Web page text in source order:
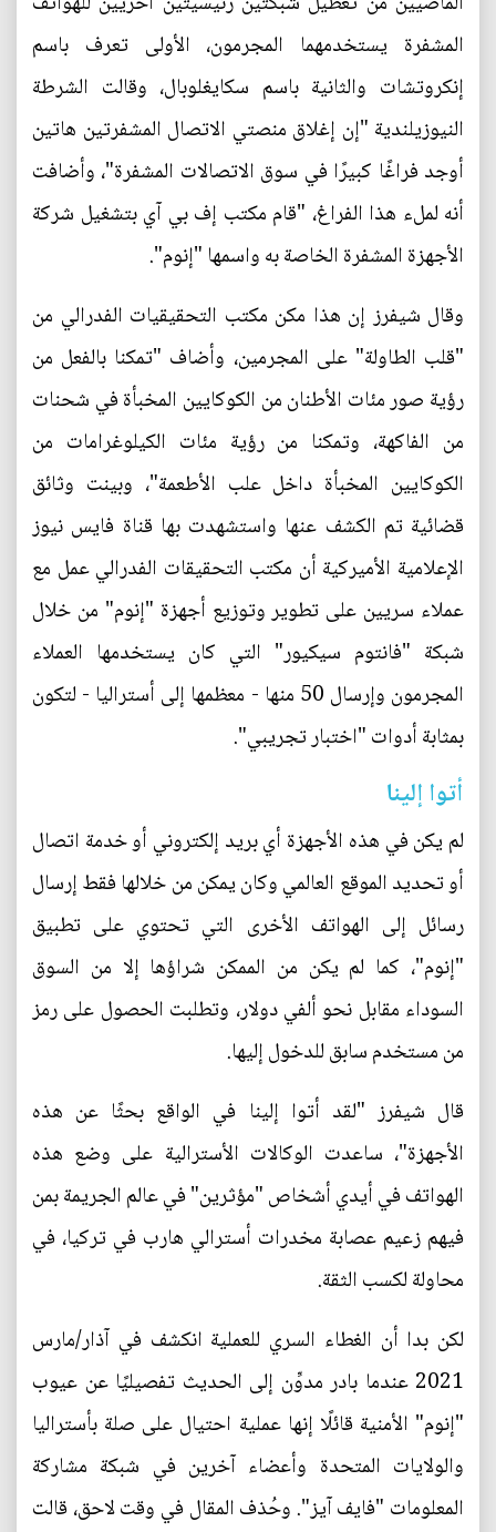
المشفرة يستخدمهما المجرمون، الأولى تعرف باسم
إنكروتشات والثانية باسم سكايغلوبال، وقالت الشرطة
النيوزيلندية "إن إغلاق منصتي الاتصال المشفرتين هاتين
أوجد فراغًا كبيرًا في سوق الاتصالات المشفرة"، وأضافت
أنه لملء هذا الفراغ، "قام مكتب إف بي آي بتشغيل شركة
الأجهزة المشفرة الخاصة به واسمها "إنوم".
وقال شيفرز إن هذا مكن مكتب التحقيقيات الفدرالي من
"قلب الطاولة" على المجرمين، وأضاف "تمكنا بالفعل من
رؤية صور مئات الأطنان من الكوكايين المخبأة في شحنات
من الفاكهة، وتمكنا من رؤية مئات الكيلوغرامات من
الكوكايين المخبأة داخل علب الأطعمة"، وبينت وثائق
قضائية تم الكشف عنها واستشهدت بها قناة فايس نيوز
الإعلامية الأميركية أن مكتب التحقيقات الفدرالي عمل مع
عملاء سريين على تطوير وتوزيع أجهزة "إنوم" من خلال
شبكة "فانتوم سيكيور" التي كان يستخدمها العملاء
المجرمون وإرسال 50 منها - معظمها إلى أستراليا - لتكون
بمثابة أدوات "اختبار تجريبي".
أتوا إلينا
لم يكن في هذه الأجهزة أي بريد إلكتروني أو خدمة اتصال
أو تحديد الموقع العالمي وكان يمكن من خلالها فقط إرسال
رسائل إلى الهواتف الأخرى التي تحتوي على تطبيق
"إنوم"، كما لم يكن من الممكن شراؤها إلا من السوق
السوداء مقابل نحو ألفي دولار، وتطلبت الحصول على رمز
من مستخدم سابق للدخول إليها.
قال شيفرز "لقد أتوا إلينا في الواقع بحثًا عن هذه
الأجهزة"، ساعدت الوكالات الأسترالية على وضع هذه
الهواتف في أيدي أشخاص "مؤثرين" في عالم الجريمة بمن
فيهم زعيم عصابة مخدرات أسترالي هارب في تركيا، في
محاولة لكسب الثقة.
لكن بدا أن الغطاء السري للعملية انكشف في آذار/مارس
2021 عندما بادر مدوِّن إلى الحديث تفصيليًا عن عيوب
"إنوم" الأمنية قائلًا إنها عملية احتيال على صلة بأستراليا
والولايات المتحدة وأعضاء آخرين في شبكة مشاركة
المعلومات "فايف آيز". وحُذف المقال في وقت لاحق، قالت